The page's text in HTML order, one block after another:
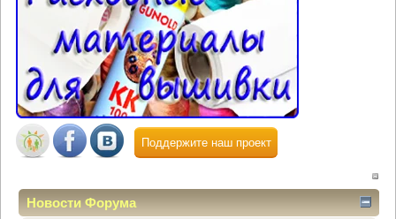
Поддержите наш проект
Новости Форума